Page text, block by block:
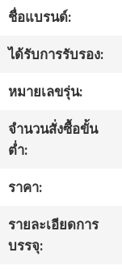
ชื่อแบรนด์:
ได้รับการรับรอง:
หมายเลขรุ่น:
จำนวนสั่งซื้อขั้น
ต่ำ:
ราคา:
รายละเอียดการ
บรรจุ: